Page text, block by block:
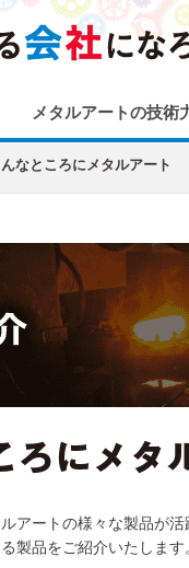
メタルアートの技術
なところにメタルアート
アートの様々な製品が
製品をご紹介いたします